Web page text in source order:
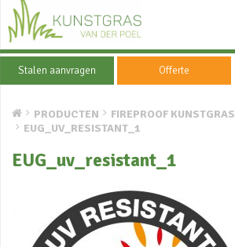
Stalen aanvragen Offerte
PRODUCTEN FIREPROOF KUNSTGRAS
EUG_UV_RESISTANT_1
EUG_uv_resistant_1